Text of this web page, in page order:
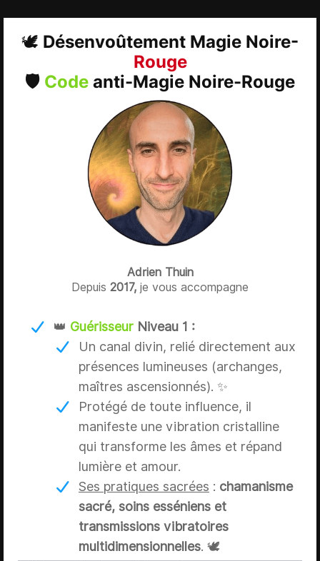
🕊 Désenvoûtement Magie Noire-
Rouge
🛡️ Code anti-Magie Noire-Rouge
Adrien Thuin
Depuis 2017, je vous accompagne
👑 Guérisseur Niveau 1 :
Un canal divin, relié directement aux
présences lumineuses (archanges,
maîtres ascensionnés). ✨
Protégé de toute influence, il
manifeste une vibration cristalline
qui transforme les âmes et répand
lumière et amour.
Ses pratiques sacrées : chamanisme
sacré, soins esséniens et
transmissions vibratoires
multidimensionnelles. 🕊️